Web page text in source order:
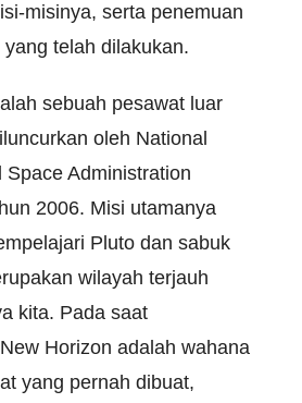
misinya, serta penemuan
telah dilakukan.
sebuah pesawat luar
oleh National
Administration
2006. Misi utamanya
Pluto dan sabuk
wilayah terjauh
kita. Pada saat
Horizon adalah wahana
yang pernah dibuat,